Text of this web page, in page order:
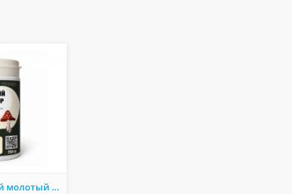
Мухомор красный молотый 250 г – натуральный продукт для заваривания чая